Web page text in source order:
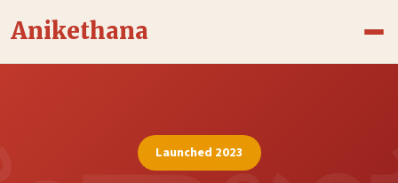
toAnikethana
Launched 2023